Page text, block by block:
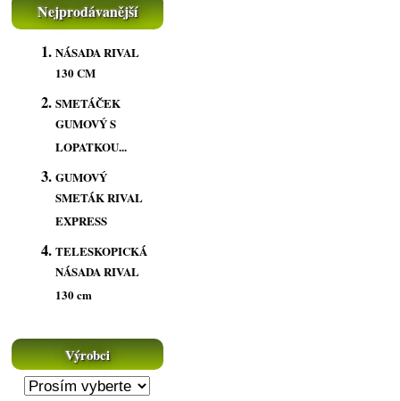
Nejprodávanější
NÁSADA RIVAL
130 CM
SMETÁČEK
GUMOVÝ S
LOPATKOU...
GUMOVÝ
SMETÁK RIVAL
EXPRESS
TELESKOPICKÁ
NÁSADA RIVAL
130 cm
Výrobci